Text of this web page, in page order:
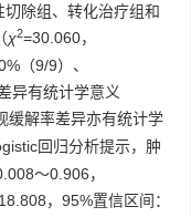
切除组、转化治疗组和
χ2=30.060，
（9/9）、
异有统计学意义
缓解率差异亦有统计学
回归分析提示，肿
～0.906，
，95%置信区间：